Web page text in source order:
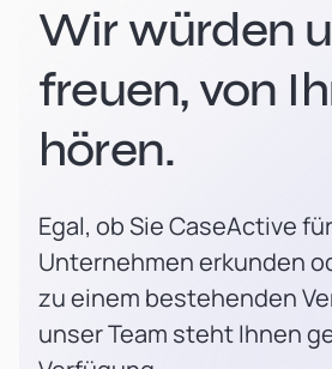
Wir würden
freuen, von
hören.
Egal, ob Sie CaseActive
Unternehmen erkunden
zu einem bestehenden
unser Team steht Ihnen